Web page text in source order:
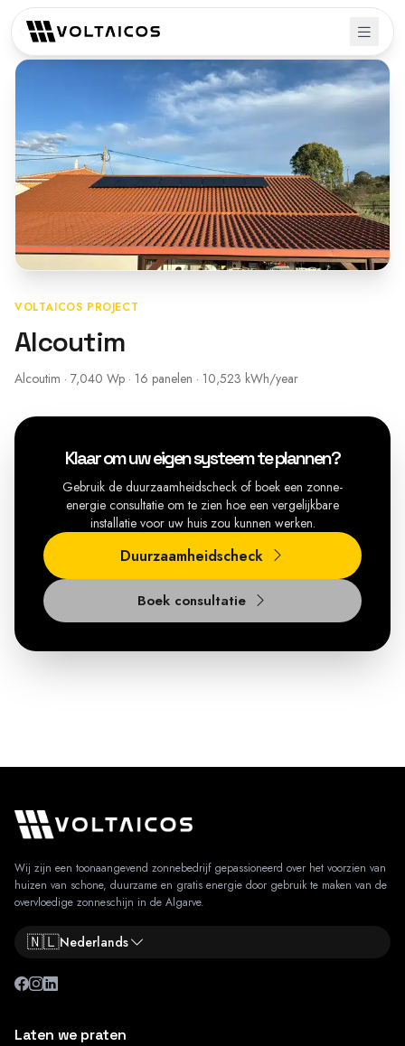
Terug naar projecten
VOLTAICOS PROJECT
Alcoutim
Alcoutim · 7,040 Wp · 16 panelen · 10,523 kWh/year
Klaar om uw eigen systeem te plannen?
Gebruik de duurzaamheidscheck of boek een zonne-
energie consultatie om te zien hoe een vergelijkbare
installatie voor uw huis zou kunnen werken.
Duurzaamheidscheck
Boek consultatie
Wij zijn een toonaangevend zonnebedrijf gepassioneerd over het voorzien van
huizen van schone, duurzame en gratis energie door gebruik te maken van de
overvloedige zonneschijn in de Algarve.
🇳🇱Nederlands
Laten we praten